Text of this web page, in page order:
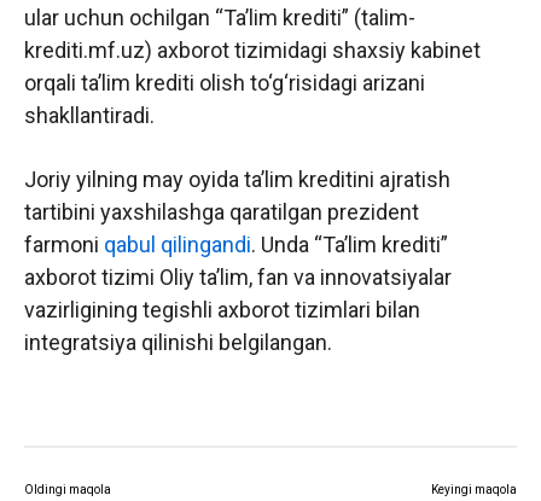
ular uchun ochilgan “Ta’lim krediti” (talim-
krediti.mf.uz) axborot tizimidagi shaxsiy kabinet
orqali ta’lim krediti olish to‘g‘risidagi arizani
shakllantiradi.
Joriy yilning may oyida ta’lim kreditini ajratish
tartibini yaxshilashga qaratilgan prezident
farmoni qabul qilingandi. Unda “Ta’lim krediti”
axborot tizimi Oliy ta’lim, fan va innovatsiyalar
vazirligining tegishli axborot tizimlari bilan
integratsiya qilinishi belgilangan.
Oldingi maqola Keyingi maqola